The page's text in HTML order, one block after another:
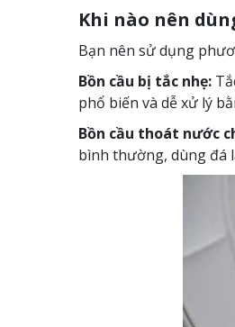
Khi nào nên
Bạn nên sử dụng
Bồn cầu bị tắc nhẹ:
phổ biến và dễ xử lý
Bồn cầu thoát nước
bình thường, dùng đá